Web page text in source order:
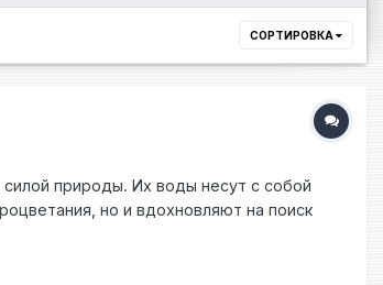
СОРТИРОВКА
природы. Их воды несут с собой
но и вдохновляют на поиск